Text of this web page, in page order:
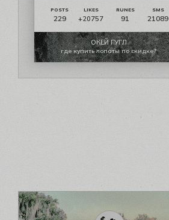
229 +20757 91 21089
ОКЕЙ ГУГЛ
где купить лопаты по скидке?